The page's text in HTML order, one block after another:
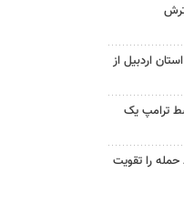
اردبیل از
ترامپ یک
خط حمله را تقویت